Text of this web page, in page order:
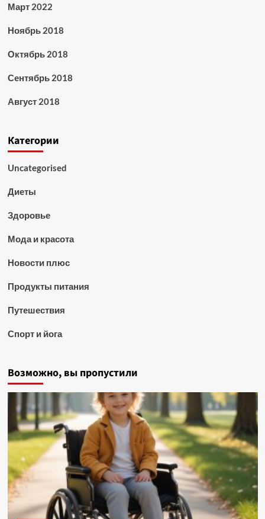
Март 2022
Ноябрь 2018
Октябрь 2018
Сентябрь 2018
Август 2018
Категории
Uncategorised
Диеты
Здоровье
Мода и красота
Новости плюс
Продукты питания
Путешествия
Спорт и йога
Возможно, вы пропустили